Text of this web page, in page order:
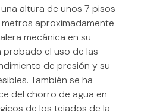
altura de unos 7 pisos
aproximadamente
mecánica en su
probado el uso de las
de presión y su
También se ha
del chorro de agua en
de los tejados de la